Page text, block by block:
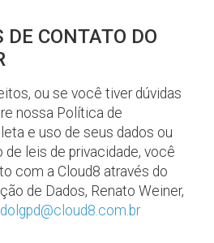
CONTATO DO
ou se você tiver dúvidas
nossa Política de
e uso de seus dados ou
leis de privacidade, você
com a Cloud8 através do
de Dados, Renato Weiner,